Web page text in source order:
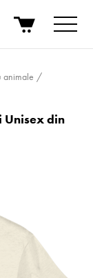
animale
Unisex din